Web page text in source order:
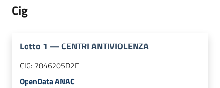
Cig
Lotto 1 —CENTRI ANTIVIOLENZA
CIG: 7846205D2F
OpenData ANAC